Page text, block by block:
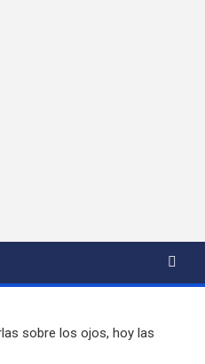
sobre los ojos, hoy las